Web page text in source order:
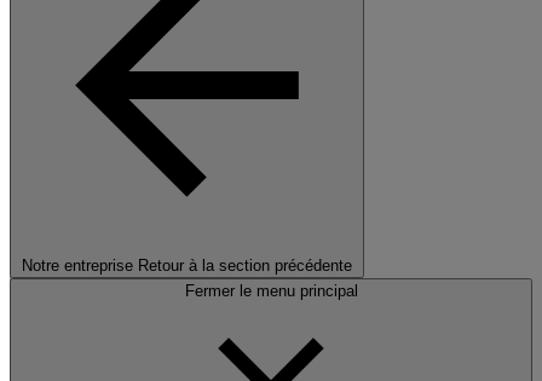
Notre entreprise Retour à la section précédente
Fermer le menu principal